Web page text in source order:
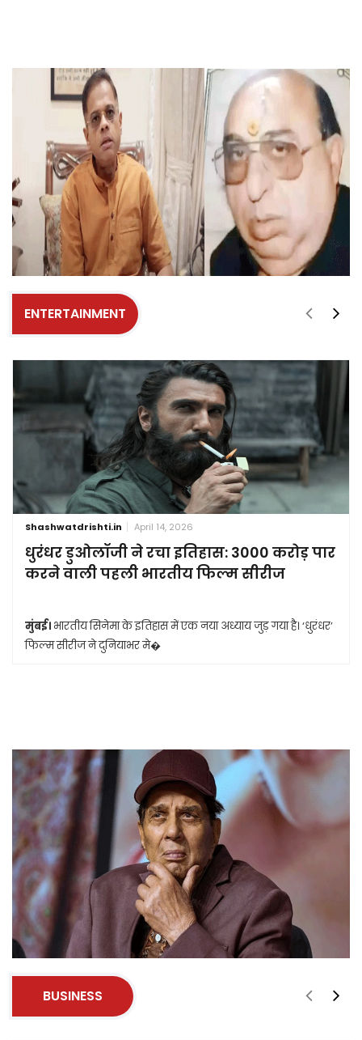
ENTERTAINMENT
Shashwatdrishti.in April 14, 2026
धुरंधर डुओलॉजी ने रचा इतिहास: 3000 करोड़ पार
करने वाली पहली भारतीय फिल्म सीरीज
मुंबई। भारतीय सिनेमा के इतिहास में एक नया अध्याय जुड़ गया है। ‘धुरंधर’
फिल्म सीरीज ने दुनियाभर मे�
BUSINESS